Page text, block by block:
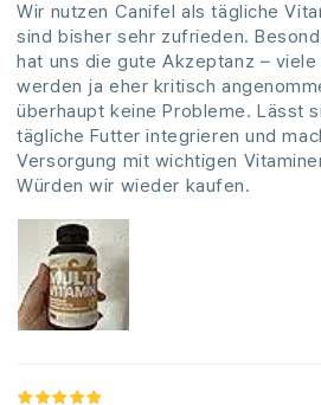
Wir nutzen Canifel als tägliche
sind bisher sehr zufrieden.
hat uns die gute Akzeptanz –
werden ja eher kritisch
überhaupt keine Probleme. Lässt
tägliche Futter integrieren und
Versorgung mit wichtigen
Würden wir wieder kaufen.